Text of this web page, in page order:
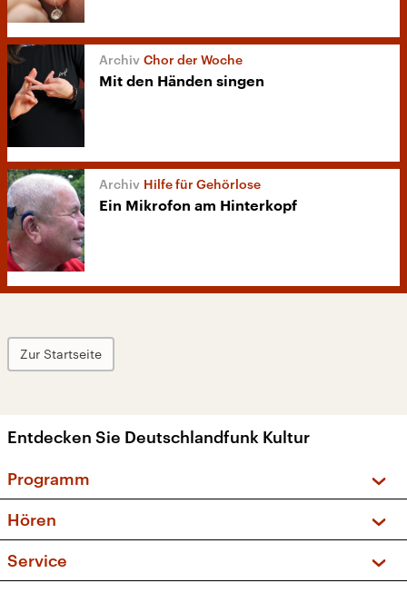
Chor der Woche
Mit den Händen singen
Hilfe für Gehörlose
Ein Mikrofon am Hinterkopf
Zur Startseite
Entdecken Sie Deutschlandfunk Kultur
Programm
Sendungen und Podcasts
Musikliste
Hören
Frequenzen (UKW + DAB+)
Service